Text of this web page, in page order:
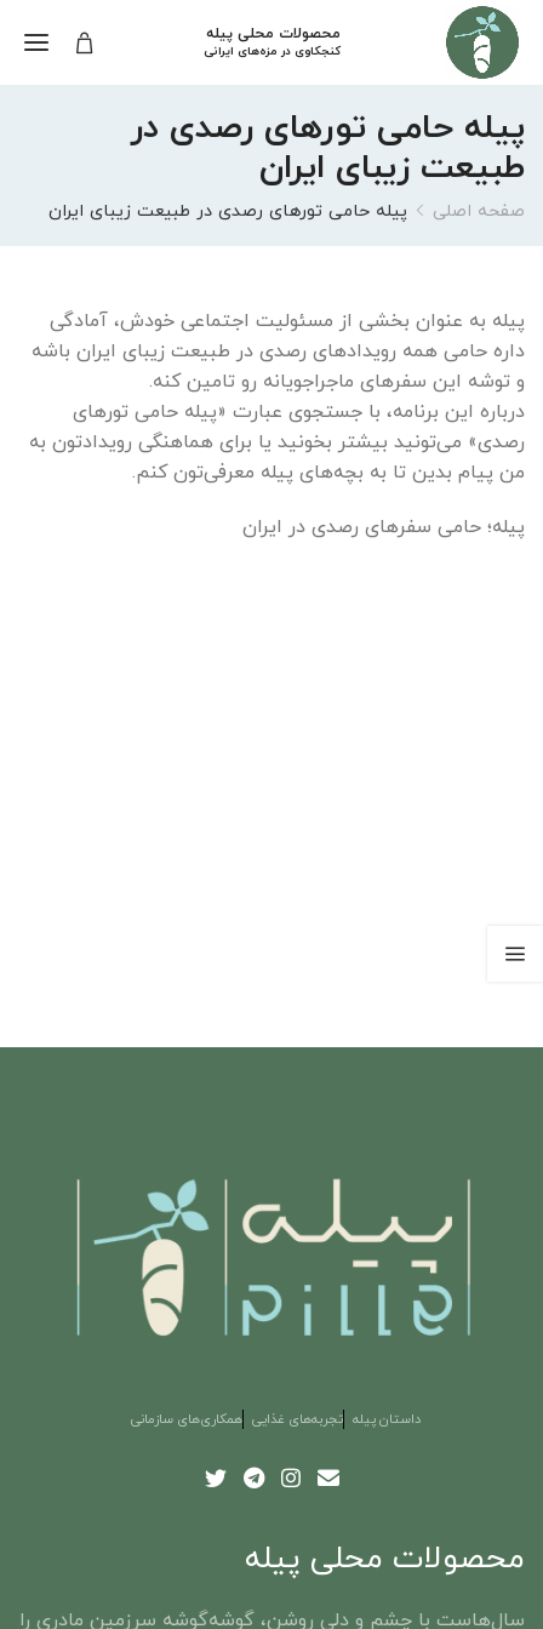
محصولات محلی پیله
کنجکاوی در مزه‌های ایرانی
پیله حامی تورهای رصدی در
طبیعت زیبای ایران
صفحه اصلی پیله حامی تورهای رصدی در طبیعت زیبای ایران
پیله به عنوان بخشی از مسئولیت اجتماعی خودش، آمادگی
داره حامی همه رویدادهای رصدی در طبیعت زیبای ایران باشه
و توشه این سفرهای ماجراجویانه رو تامین کنه.
درباره این برنامه، با جستجوی عبارت «پیله حامی تورهای
رصدی» می‌تونید بیشتر بخونید یا برای هماهنگی رویدادتون به
من پیام بدین تا به بچه‌های پیله معرفی‌تون کنم.
پیله؛ حامی سفرهای رصدی در ایران
داستان پیله تجربه‌های غذایی همکاری‌های سازمانی
محصولات محلی پیله
سال‌هاست با چشم و دلی روشن، گوشه‌گوشه‌ سرزمین مادری را